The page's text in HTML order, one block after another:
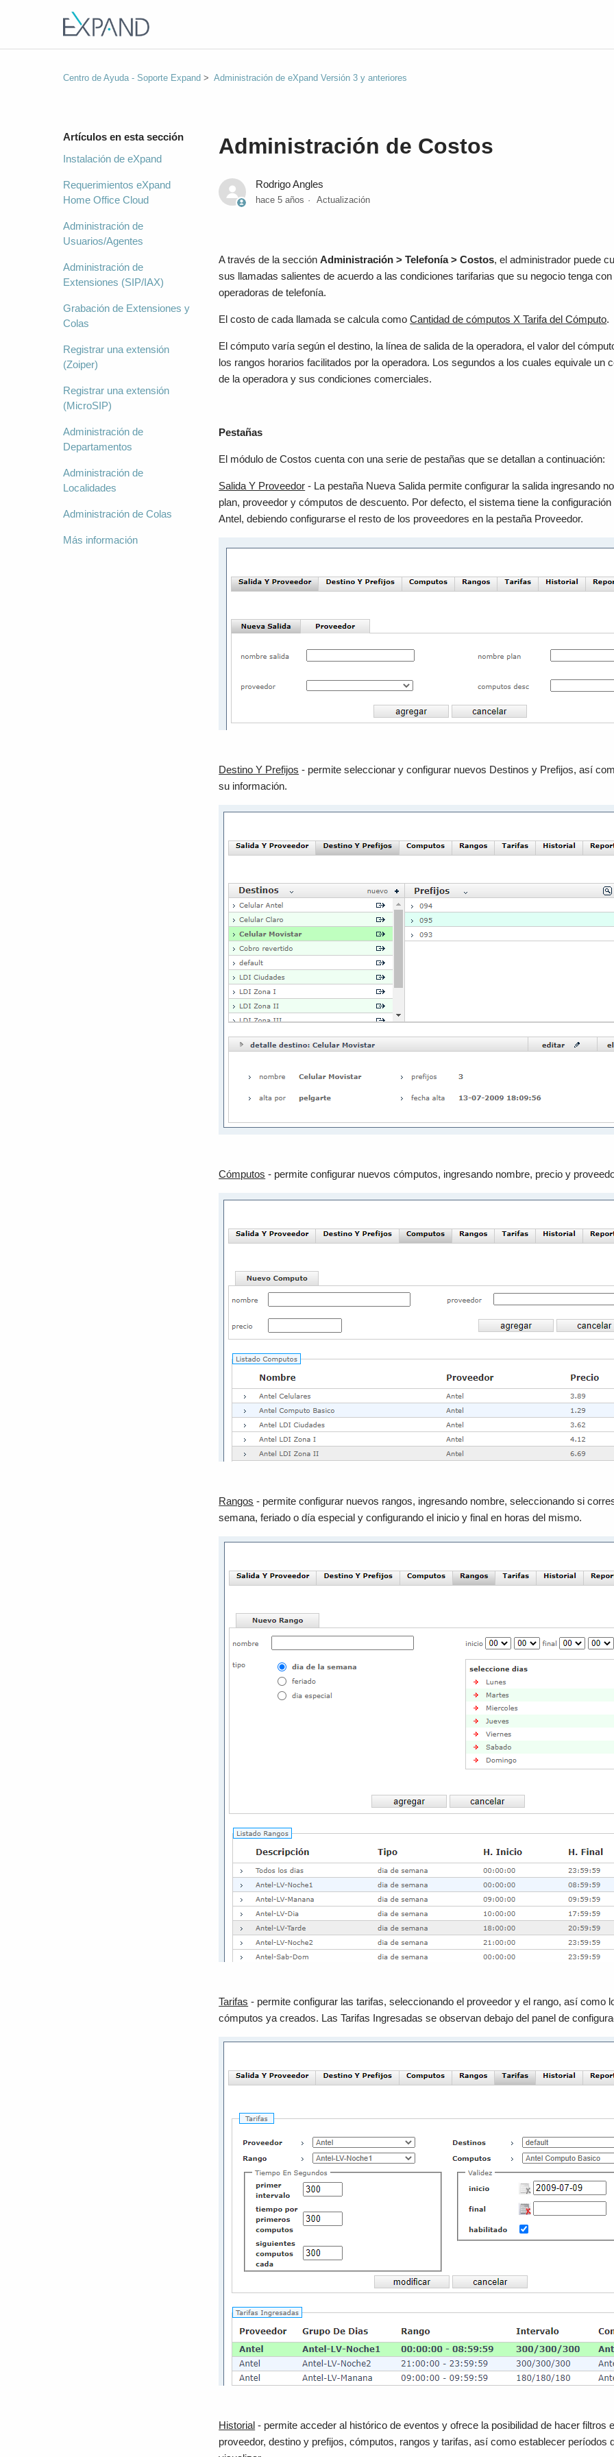
Centro de Ayuda - Soporte Expand Administración de eXpand Versión 3 y anteriores
Artículos en esta sección
Instalación de eXpand
Requerimientos eXpand
Home Office Cloud
Administración de
Usuarios/Agentes
Administración de
Extensiones (SIP/IAX)
Grabación de Extensiones y
Colas
Registrar una extensión
(Zoiper)
Registrar una extensión
(MicroSIP)
Administración de
Departamentos
Administración de
Localidades
Administración de Colas
Más información
Administración de Costos
Rodrigo Angles
hace 5 años Actualización
A través de la secciónAdministración > Telefonía > Costos, el administrador puede
sus llamadas salientes de acuerdo a las condiciones tarifarias que su negocio tenga
operadoras de telefonía.
El costo de cada llamada se calcula comoCantidad de cómputos X Tarifa del Cómputo.
El cómputo varía según el destino, la línea de salida de la operadora, el valor del
los rangos horarios facilitados por la operadora. Los segundos a los cuales equivale un
de la operadora y sus condiciones comerciales.
Pestañas
El módulo de Costos cuenta con una serie de pestañas que se detallan a continuación:
Salida Y Proveedor - La pestaña Nueva Salida permite configurar la salida ingresando
plan, proveedor y cómputos de descuento. Por defecto, el sistema tiene la
Antel, debiendo configurarse el resto de los proveedores en la pestaña Proveedor.
Destino Y Prefijos - permite seleccionar y configurar nuevos Destinos y Prefijos, así
su información.
Cómputos - permite configurar nuevos cómputos, ingresando nombre, precio y
Rangos - permite configurar nuevos rangos, ingresando nombre, seleccionando si
semana, feriado o día especial y configurando el inicio y final en horas del mismo.
Tarifas - permite configurar las tarifas, seleccionando el proveedor y el rango, así como
cómputos ya creados. Las Tarifas Ingresadas se observan debajo del panel de
Historial - permite acceder al histórico de eventos y ofrece la posibilidad de hacer filtros
proveedor, destino y prefijos, cómputos, rangos y tarifas, así como establecer períodos